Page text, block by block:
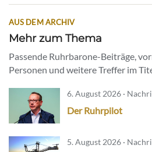
AUS DEM ARCHIV
Mehr zum Thema
Passende Ruhrbarone-Beiträge,
Personen und weitere Treffer im
6. August 2026 ·
Der Ruhrpilot
5. August 2026 ·